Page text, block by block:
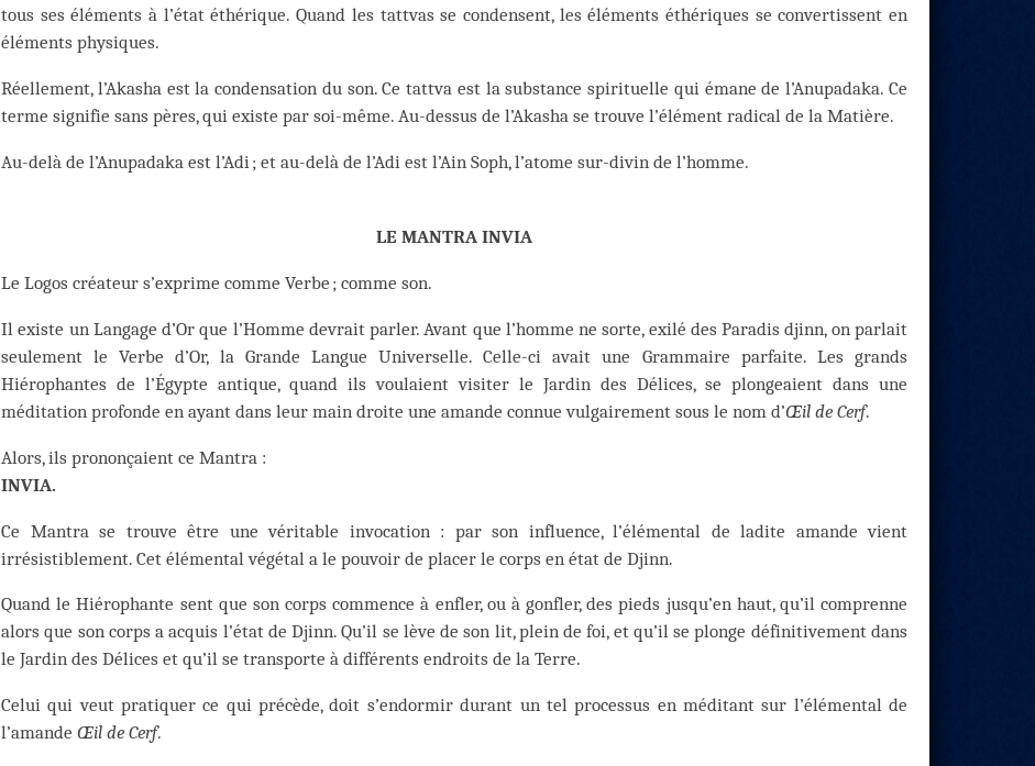
tous ses éléments à l’état éthérique. Quand les tattvas se condensent, les éléments éthériques se convertissent en
éléments physiques.
Réellement, l’Akasha est la condensation du son. Ce tattva est la substance spirituelle qui émane de l’Anupadaka. Ce
terme signifie sans pères, qui existe par soi-même. Au-dessus de l’Akasha se trouve l’élément radical de la Matière.
Au-delà de l’Anupadaka est l’Adi ; et au-delà de l’Adi est l’Ain Soph, l’atome sur-divin de l’homme.
LE MANTRA INVIA
Le Logos créateur s’exprime comme Verbe ; comme son.
Il existe un Langage d’Or que l’Homme devrait parler. Avant que l’homme ne sorte, exilé des Paradis djinn, on parlait
seulement le Verbe d’Or, la Grande Langue Universelle. Celle-ci avait une Grammaire parfaite. Les grands
Hiérophantes de l’Égypte antique, quand ils voulaient visiter le Jardin des Délices, se plongeaient dans une
méditation profonde en ayant dans leur main droite une amande connue vulgairement sous le nom d’Œil de Cerf.
Alors, ils prononçaient ce Mantra :
INVIA.
Ce Mantra se trouve être une véritable invocation : par son influence, l’élémental de ladite amande vient
irrésistiblement. Cet élémental végétal a le pouvoir de placer le corps en état de Djinn.
Quand le Hiérophante sent que son corps commence à enfler, ou à gonfler, des pieds jusqu’en haut, qu’il comprenne
alors que son corps a acquis l’état de Djinn. Qu’il se lève de son lit, plein de foi, et qu’il se plonge définitivement dans
le Jardin des Délices et qu’il se transporte à différents endroits de la Terre.
Celui qui veut pratiquer ce qui précède, doit s’endormir durant un tel processus en méditant sur l’élémental de
l’amande Œil de Cerf.